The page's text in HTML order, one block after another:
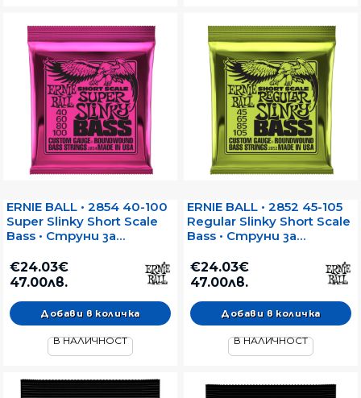
ERNIE BALL • 2854 40-100
Super Slinky Short Scale
Bass • Струни за
€24.03€
47.00лв.
В НАЛИЧНОСТ
ERNIE BALL • 2852 45-105
Regular Slinky Short Scale
Bass • Струни за
€24.03€
47.00лв.
В НАЛИЧНОСТ